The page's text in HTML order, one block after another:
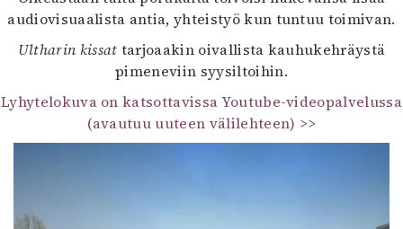
audiovisuaalista antia, yhteistyö kun tuntuu toimivan.
Ultharin kissat tarjoaakin oivallista kauhukehräystä
pimeneviin syysiltoihin.
Lyhytelokuva on katsottavissa Youtube-videopalvelussa
(avautuu uuteen välilehteen) >>